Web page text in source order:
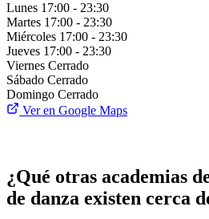
Lunes 17:00 - 23:30
Martes 17:00 - 23:30
Miércoles 17:00 - 23:30
Jueves 17:00 - 23:30
Viernes Cerrado
Sábado Cerrado
Domingo Cerrado
Ver en Google Maps
¿Qué otras academias
de danza existen cerca